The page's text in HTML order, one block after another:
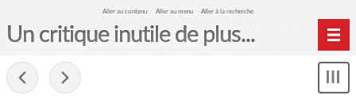
Aller au contenu Aller au menu Aller à la recherche
Un critique inutile de plus...